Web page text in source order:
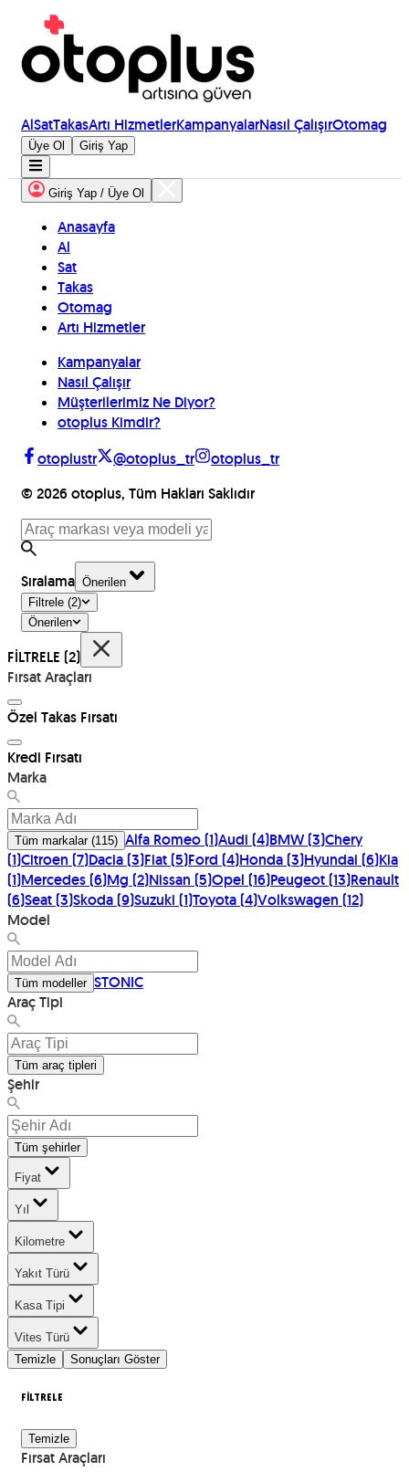
AlSatTakasArtı HizmetlerKampanyalarNasıl ÇalışırOtomag
Üye Ol Giriş Yap
Giriş Yap / Üye Ol
Anasayfa
Al
Sat
Takas
Otomag
Artı Hizmetler
Kampanyalar
Nasıl Çalışır
Müşterilerimiz Ne Diyor?
otoplus Kimdir?
otoplustr
@otoplus_tr
otoplus_tr
© 2026otoplus, Tüm Hakları Saklıdır
Sıralama
Önerilen
Filtrele (2)
Önerilen
FİLTRELE (2)
Fırsat Araçları
Özel Takas Fırsatı
Kredi Fırsatı
Marka
Tüm markalar(115) Alfa Romeo(1)Audi(4)BMW(3)Chery
(1)Citroen(7)Dacia(3)Fiat(5)Ford(4)Honda(3)Hyundai(6)Kia
(1)Mercedes(6)Mg(2)Nissan(5)Opel(16)Peugeot(13)Renault
(6)Seat(3)Skoda(9)Suzuki(1)Toyota(4)Volkswagen(12)
Model
Tüm modeller
STONIC
Araç Tipi
Tüm araç tipleri
Şehir
Tüm şehirler
Fiyat
Yıl
Kilometre
Yakıt Türü
Kasa Tipi
Vites Türü
Temizle
Sonuçları Göster
FİLTRELE
Temizle
Fırsat Araçları